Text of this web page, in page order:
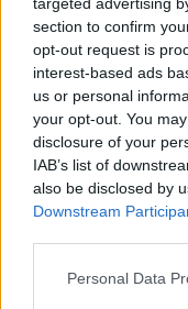
section to confirm
opt-out request is
interest-based ads
us or personal
your opt-out. You
disclosure of your
IAB’s list of
also be disclosed by
Downstream
Please note that this
Personal Data
20 ευρώ ανά άτομο.
Εάν ο δικαιούχος
οποία έχει
ο δικαιούχος δεν
Δείτε επίσηςΟΠΕΚΑ: